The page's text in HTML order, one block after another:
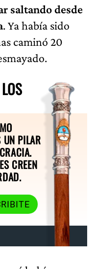
saltando desde
. Ya había sido
caminó 20
UN PILAR
CREEN